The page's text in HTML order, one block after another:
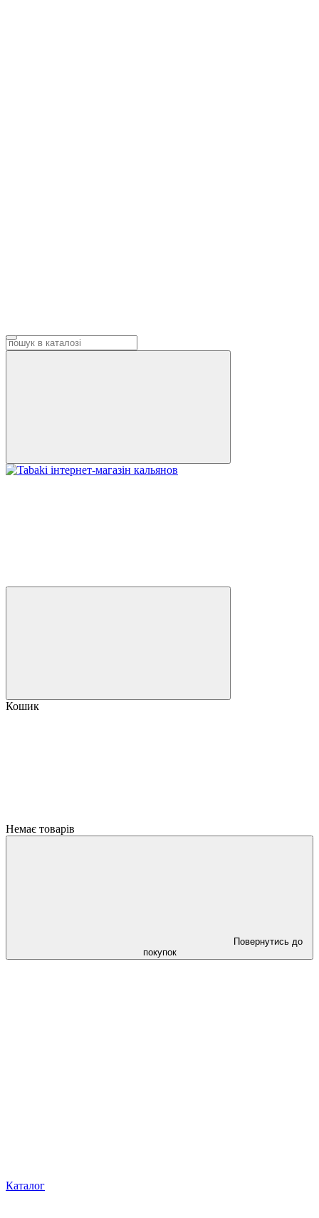
Кошик
Немає товарів
Повернутись до
покупок
Каталог